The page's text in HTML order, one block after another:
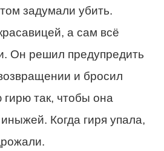
задумали убить.
а сам всё
Он решил предупредить
и бросил
так, чтобы она
Когда гиря упала,